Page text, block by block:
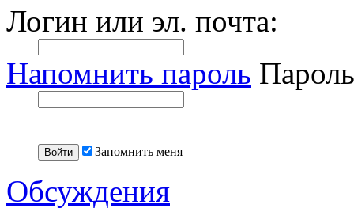
Логин или эл. почта:
Напомнить пароль
Запомнить меня
Обсуждения